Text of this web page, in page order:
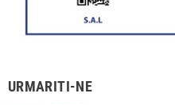
URMARITI-NE